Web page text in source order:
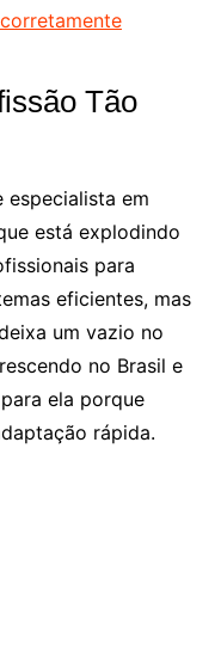
Tão
especialista em
está explodindo
para
eficientes, mas
um vazio no
no Brasil e
ela porque
rápida.